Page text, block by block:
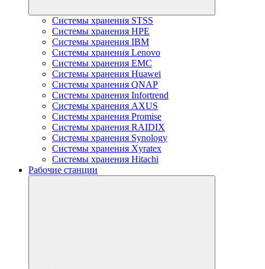
Системы хранения STSS
Системы хранения HPE
Системы хранения IBM
Системы хранения Lenovo
Системы хранения EMC
Системы хранения Huawei
Системы хранения QNAP
Системы хранения Infortrend
Системы хранения AXUS
Системы хранения Promise
Системы хранения RAIDIX
Системы хранения Synology
Системы хранения Xyratex
Системы хранения Hitachi
Рабочие станции